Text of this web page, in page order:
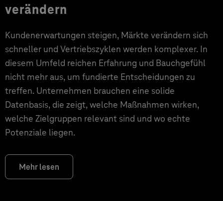
verändern
Kundenerwartungen steigen, Märkte verändern sich
schneller und Vertriebszyklen werden komplexer. In
diesem Umfeld reichen Erfahrung und Bauchgefühl
nicht mehr aus, um fundierte Entscheidungen zu
treffen. Unternehmen brauchen eine solide
Datenbasis, die zeigt, welche Maßnahmen wirken,
welche Zielgruppen relevant sind und wo echte
Potenziale liegen.
Mehr lesen